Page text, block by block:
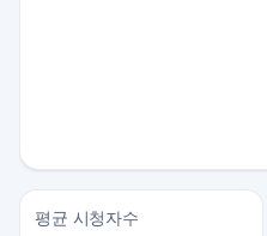
평균 시청자수